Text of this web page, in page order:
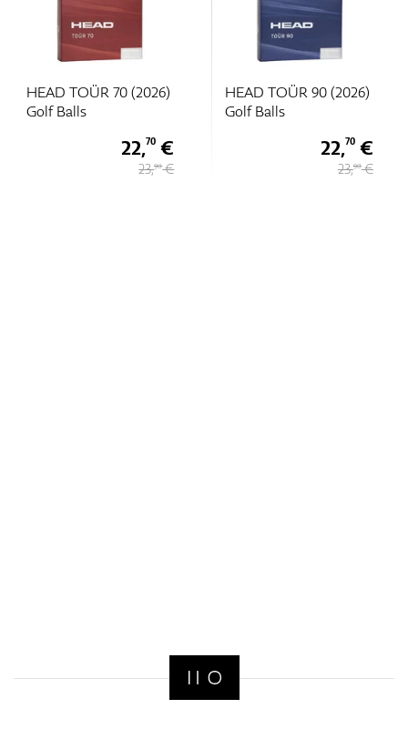
HEAD TOÜR 70 (2026)
Golf Balls
22,70 €
23,90€
HEAD TOÜR 90 (2026)
Golf Balls
22,70€
23,90€